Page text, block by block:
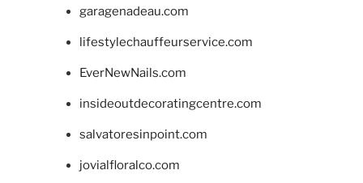
garagenadeau.com
lifestylechauffeurservice.com
EverNewNails.com
insideoutdecoratingcentre.com
salvatoresinpoint.com
jovialfloralco.com